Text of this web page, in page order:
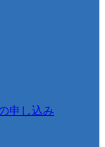
申し込み